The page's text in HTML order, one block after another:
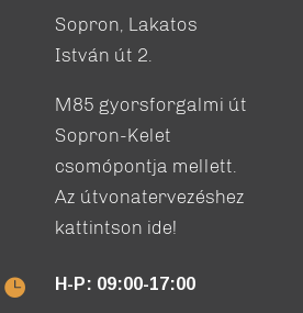
Sopron, Lakatos
István út 2.
M85 gyorsforgalmi út
Sopron-Kelet
csomópontja mellett.
Az útvonatervezéshez
kattintson ide!
 H-P: 09:00-17:00